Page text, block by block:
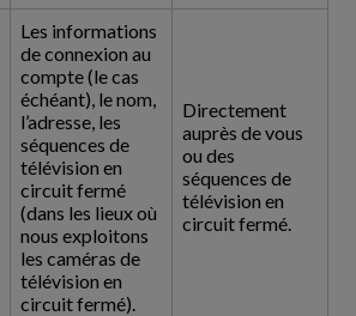
Les informations
de connexion au
compte (le cas
échéant), le nom,
l’adresse, les
séquences de
télévision en
circuit fermé
(dans les lieux où
nous exploitons
les caméras de
télévision en
circuit fermé).
Directement
auprès de vous
ou des
séquences de
télévision en
circuit fermé.